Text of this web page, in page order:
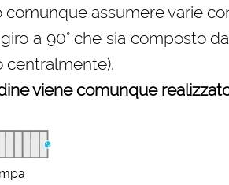
comunque assumere varie
a 90° che sia composto
centralmente).
viene comunque